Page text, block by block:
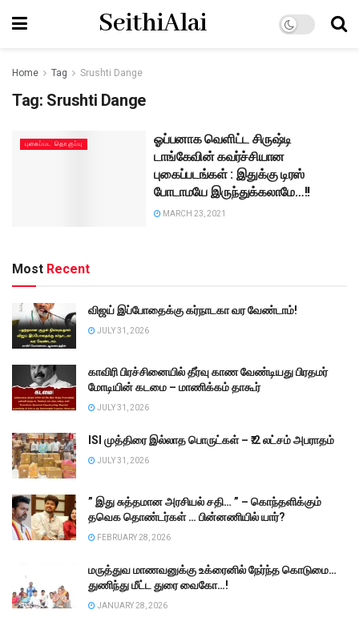
SeithiAlai
Home Tag Srushti Dange
Tag: Srushti Dange
புகைப்பட தொகுப்பு
ஓப்பனாக வெளிட்ட சிருஷ்டி
டாங்கேவின் கவர்ச்சியான
புகைப்படங்கள் : இதுக்கு டிரஸ்
போடாமயே இருந்துக்கலாமே…!!
MARCH 23, 2021
Most Recent
விஜய் இப்போதைக்கு கர்நாடகா வர வேண்டாம்!
JULY 31, 2026
காவிரி பிரச்சினையில் தீர்வு காண வேண்டியது பிரதமர்
மோடியின் கடமை – மாணிக்கம் தாகூர்
JULY 31, 2026
ISI முத்திரை இல்லாத பொருட்கள் – ₹.2 லட்சம் அபராதம்
JULY 31, 2026
” இது சுத்தமான அரசியல் சதி… ” – கொந்தளிக்கும்
தவெக தொண்டர்கள் … பின்னணியில் யார்?
FEBRUARY 28, 2026
மருத்துவ மாணவனுக்கு உக்ரைனில் நேர்ந்த கொடுமை…
துணிந்து மீட்ட துரை வைகோ…!
JANUARY 28, 2026